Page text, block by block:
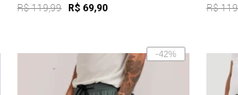
R$ 119,99 R$ 69,90 R$
-42%